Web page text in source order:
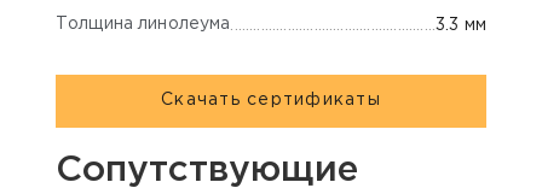
Толщина линолеума 3.3 мм
Скачать сертификаты
Сопутствующие